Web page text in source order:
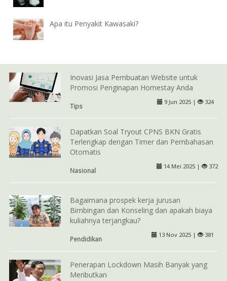
Apa itu Penyakit Kawasaki?
Inovasi Jasa Pembuatan Website untuk
Promosi Penginapan Homestay Anda
Tips
9 Jun 2025 | 324
Dapatkan Soal Tryout CPNS BKN Gratis
Terlengkap dengan Timer dan Pembahasan
Otomatis
Nasional
14 Mei 2025 | 372
Bagaimana prospek kerja jurusan
Bimbingan dan Konseling dan apakah biaya
kuliahnya terjangkau?
Pendidikan
13 Nov 2025 | 381
Penerapan Lockdown Masih Banyak yang
Meributkan